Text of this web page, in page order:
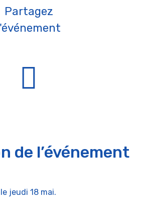
Partagez
de l’événement
jeudi 18 mai.